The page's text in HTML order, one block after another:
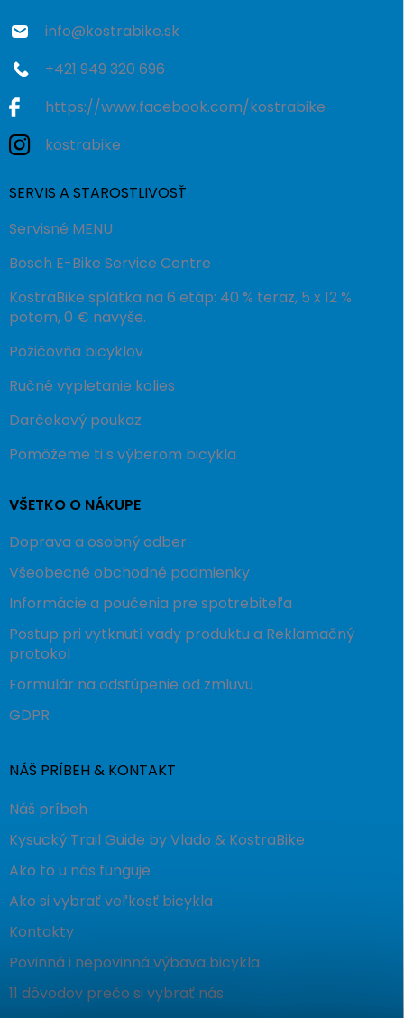
info@kostrabike.sk
+421 949 320 696
https://www.facebook.com/kostrabike
kostrabike
SERVIS A STAROSTLIVOSŤ
Servisné MENU
Bosch E-Bike Service Centre
KostraBike splátka na 6 etáp: 40 % teraz, 5 x 12 %
potom, 0 € navyše.
Požičovňa bicyklov
Ručné vypletanie kolies
Darčekový poukaz
Pomôžeme ti s výberom bicykla
VŠETKO O NÁKUPE
Doprava a osobný odber
Všeobecné obchodné podmienky
Informácie a poučenia pre spotrebiteľa
Postup pri vytknutí vady produktu a Reklamačný
protokol
Formulár na odstúpenie od zmluvu
GDPR
NÁŠ PRÍBEH & KONTAKT
Náš príbeh
Kysucký Trail Guide by Vlado & KostraBike
Ako to u nás funguje
Ako si vybrať veľkosť bicykla
Kontakty
Povinná i nepovinná výbava bicykla
11 dôvodov prečo si vybrať nás